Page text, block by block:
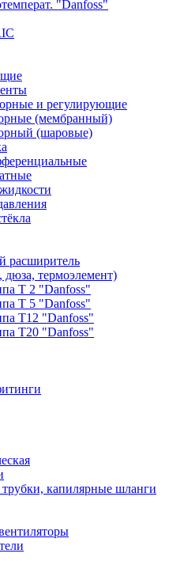
"Danfoss"
и регулирующие
(мембранный)
(шаровые)
расширитель
термоэлемент)
Т 2 "Danfoss"
Т 5 "Danfoss"
Т12 "Danfoss"
Т20 "Danfoss"
капилярные шланги